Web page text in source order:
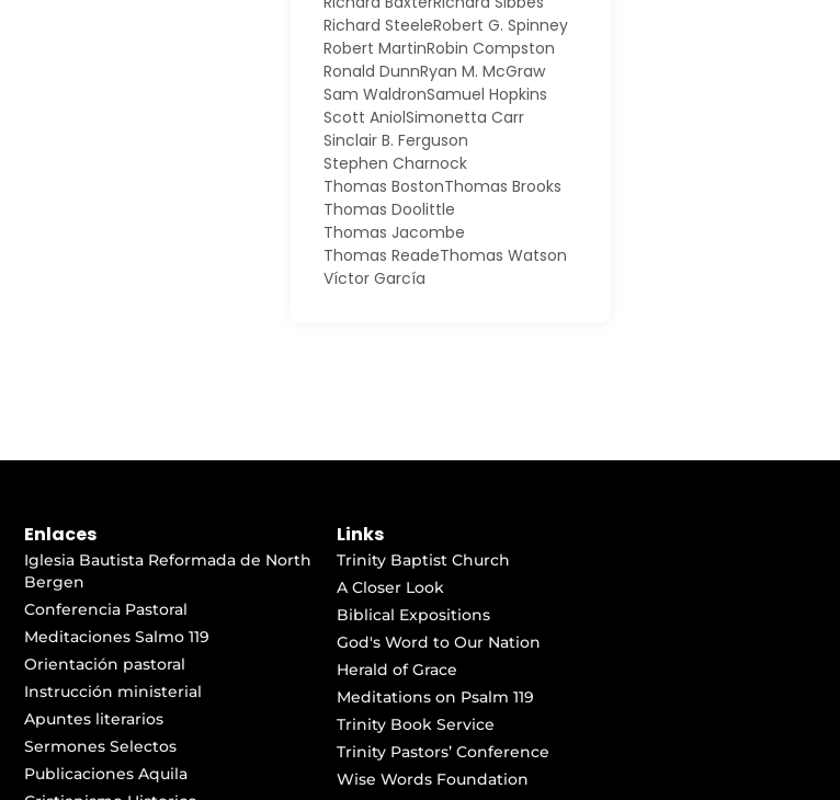
Richard SteeleRobert G. Spinney
Robert MartinRobin Compston
Ronald DunnRyan M. McGraw
Sam WaldronSamuel Hopkins
Scott AniolSimonetta Carr
Sinclair B. Ferguson
Stephen Charnock
Thomas BostonThomas Brooks
Thomas Doolittle
Thomas Jacombe
Thomas ReadeThomas Watson
Víctor García
Enlaces
Iglesia Bautista Reformada de North
Bergen
Conferencia Pastoral
Meditaciones Salmo 119
Orientación pastoral
Instrucción ministerial
Apuntes literarios
Sermones Selectos
Publicaciones Aquila
Links
Trinity Baptist Church
A Closer Look
Biblical Expositions
God's Word to Our Nation
Herald of Grace
Meditations on Psalm 119
Trinity Book Service
Trinity Pastors’ Conference
Wise Words Foundation